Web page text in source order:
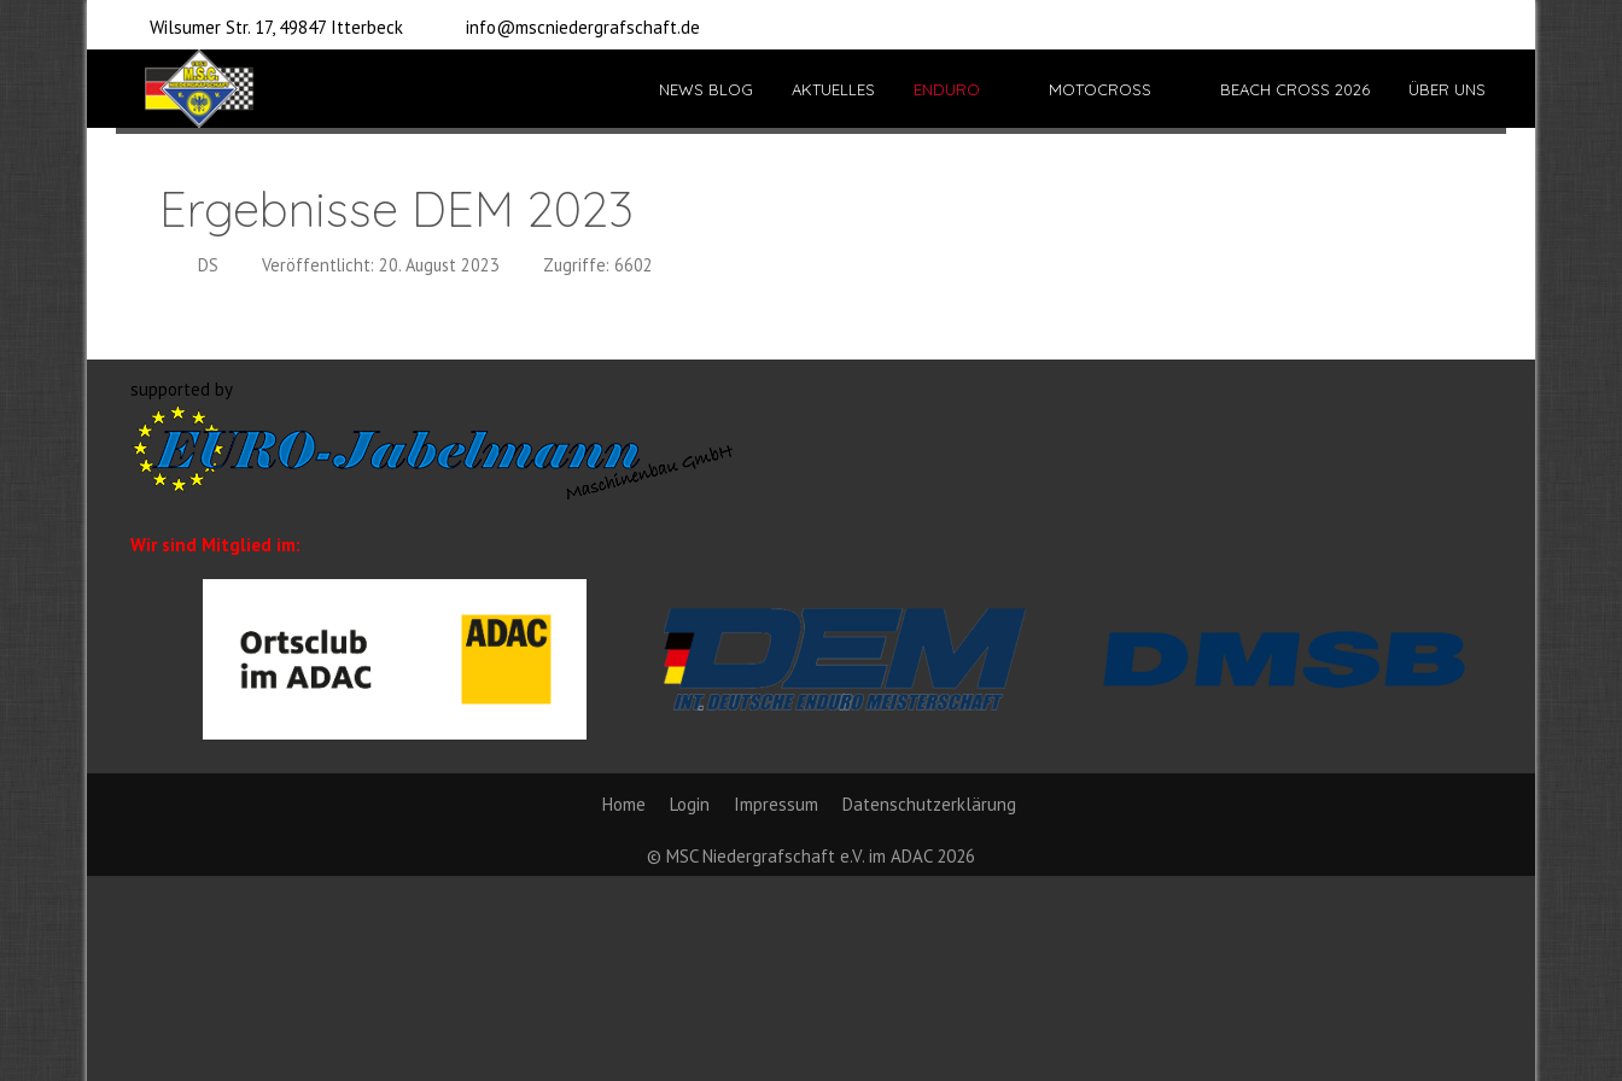
Wilsumer Str. 17, 49847 Itterbeck info@mscniedergrafschaft.de
NEWS BLOG AKTUELLES ENDURO MOTOCROSS BEACH CROSS 2026 ÜBER UNS
Ergebnisse DEM 2023
DS Veröffentlicht: 20. August 2023 Zugriffe: 6602
supported by
Wir sind Mitglied im:
Home Login Impressum Datenschutzerklärung
© MSC Niedergrafschaft e.V. im ADAC 2026